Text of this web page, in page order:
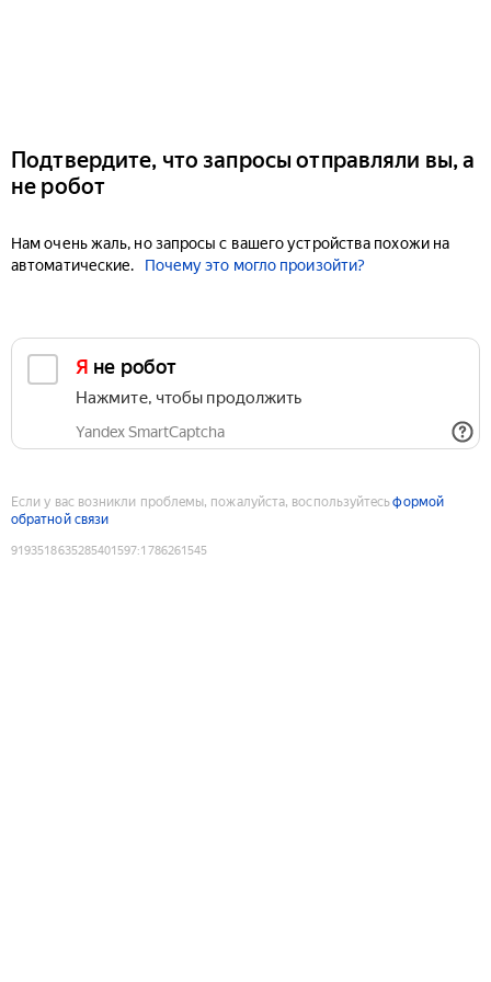
Подтвердите, что запросы отправляли вы, а
не робот
Нам очень жаль, но запросы с вашего устройства похожи на
автоматические.
Почему это могло произойти?
Я не робот
Нажмите, чтобы продолжить
Yandex SmartCaptcha
Если у вас возникли проблемы, пожалуйста, воспользуйтесьформой
обратной связи
9193518635285401597:1786261545